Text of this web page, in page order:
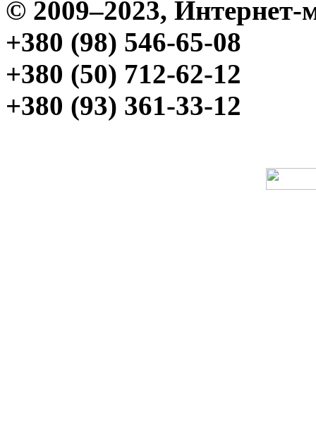
© 2009–2023,
+380 (98) 546-65-08
+380 (50) 712-62-12
+380 (93) 361-33-12